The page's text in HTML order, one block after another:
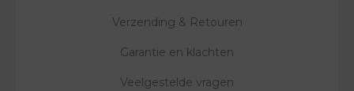
Verzending & Retouren
Garantie en klachten
Veelgestelde vragen